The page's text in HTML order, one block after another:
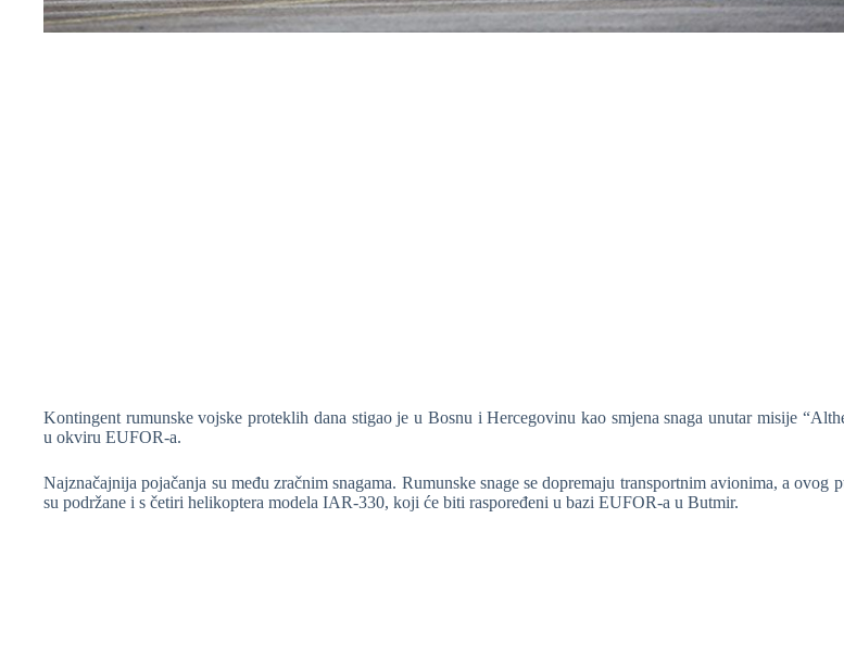
Kontingent rumunske vojske proteklih dana stigao je u Bosnu i Hercegovinu kao smjena snaga unutar misije
u okviru EUFOR-a.
Najznačajnija pojačanja su među zračnim snagama. Rumunske snage se dopremaju transportnim avionima, a ovog
su podržane i s četiri helikoptera modela IAR-330, koji će biti raspoređeni u bazi EUFOR-a u Butmir.